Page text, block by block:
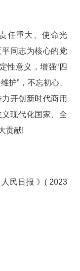
任重大、使命光
同志为核心的党
性意义，增强“四
护”，不忘初心、
开创新时代商用
现代化国家、全
贡献!
民日报 》( 2023